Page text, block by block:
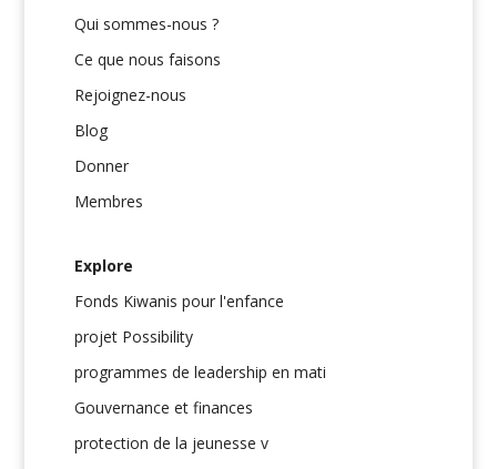
Qui sommes-nous ?
Ce que nous faisons
Rejoignez-nous
Blog
Donner
Membres
Explore
Fonds Kiwanis pour l'enfance
projet Possibility
programmes de leadership en mati
Gouvernance et finances
protection de la jeunesse v